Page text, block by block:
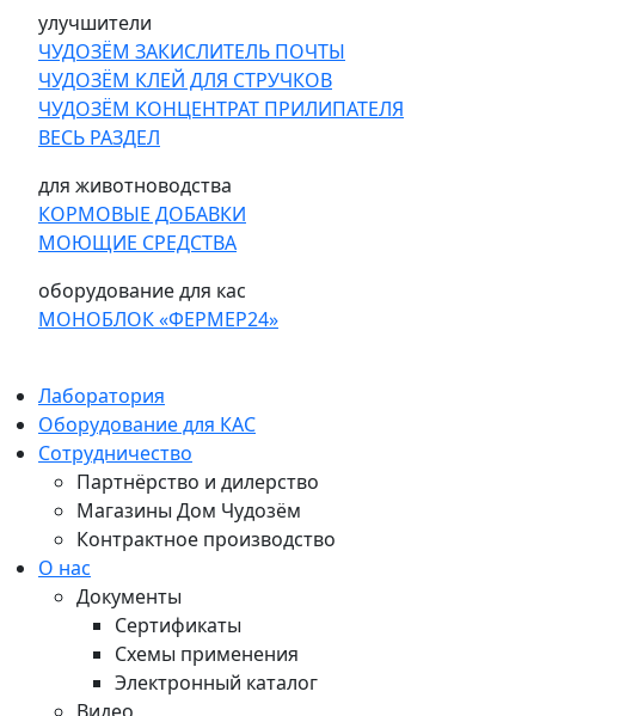
улучшители
ЧУДОЗЁМ ЗАКИСЛИТЕЛЬ ПОЧТЫ
ЧУДОЗЁМ КЛЕЙ ДЛЯ СТРУЧКОВ
ЧУДОЗЁМ КОНЦЕНТРАТ ПРИЛИПАТЕЛЯ
ВЕСЬ РАЗДЕЛ
для животноводства
КОРМОВЫЕ ДОБАВКИ
МОЮЩИЕ СРЕДСТВА
оборудование для кас
МОНОБЛОК «ФЕРМЕР24»
Лаборатория
Оборудование для КАС
Сотрудничество
Партнёрство и дилерство
Магазины Дом Чудозём
Контрактное производство
О нас
Документы
Сертификаты
Схемы применения
Электронный каталог